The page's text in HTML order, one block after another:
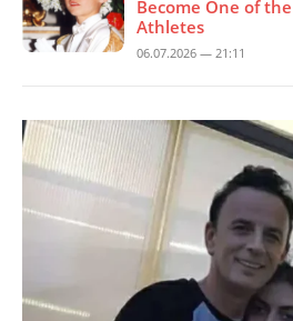
Become One of
Athletes
06.07.2026 — 21:11